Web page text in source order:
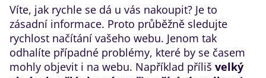
Víte, jak rychle se dá u vás nakoupit? Je to
zásadní informace. Proto průběžně sledujte
rychlost načítání vašeho webu. Jenom tak
odhalíte případné problémy, které by se časem
mohly objevit i na webu. Například příliš velký